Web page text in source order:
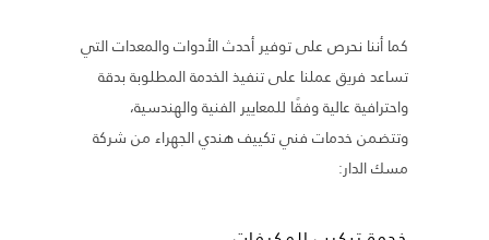
كما أننا نحرص على توفير أحدث الأدوات والمعدات التي
تساعد فريق عملنا على تنفيذ الخدمة المطلوبة بدقة
واحترافية عالية وفقًا للمعايير الفنية والهندسية،
وتتضمن خدمات فني تكييف هندي الجهراء من شركة
مسك الدار: